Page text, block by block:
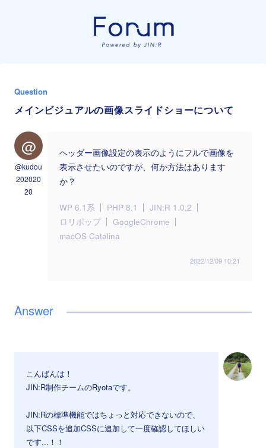
Question
メインビジュアルの画像スライドショーについて
@
@kudou
202020
20
ヘッダー画像設定の表示のようにフルで画像を
表示させたいのですが、何か方法はあります
か？
WP 6.1系 PHP 8.1
JIN:R 1.0.2
ロリポップ
GoogleChrome
macOS Catalina
2022/12/09 10:21
こんばんは！
JIN:R制作チームのRyotaです。
JIN:Rの標準機能ではちょっと対応できないので、
以下CSSを追加CSSに追加して一度確認してほしい
です...！！